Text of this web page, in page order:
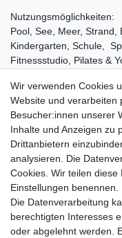
Nutzungsmöglichkeiten:
Pool, See, Meer,
Kindergarten, Schule,
Fitnessstudio, Pilates &
VORSICHT: Mit Slipstop
rutschigen Oberflächen
Rutschgefahr gibt es
Herstellungland: Türkei
Hersteller: Littlepink
Deutschland, 089/
EU-Verantwortlicher:
Wir verwenden Cookies
Website und verarbeiten
Besucher:innen unserer
Inhalte und Anzeigen zu
Drittanbietern
analysieren. Die
Cookies. Wir teilen
Einstellungen benennen.
Die Datenverarbeitung
berechtigten Interesses
oder abgelehnt werden.